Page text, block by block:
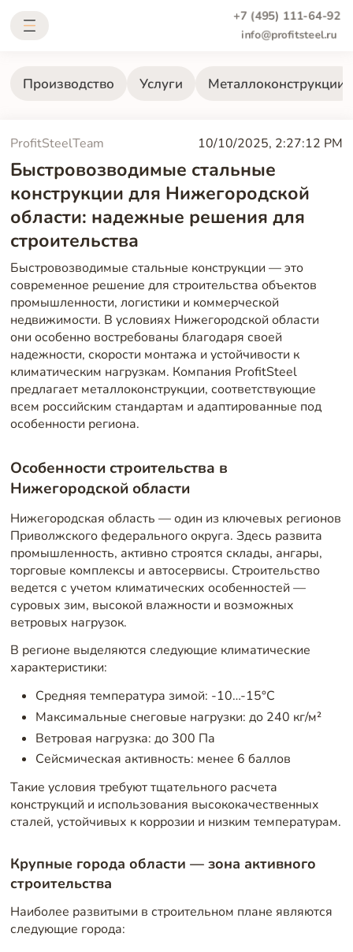
+7 (495) 111-64-92
info@profitsteel.ru
Производство Услуги Металлоконструкции
ProfitSteelTeam 10/10/2025, 2:27:12 PM
Быстровозводимые стальные
конструкции для Нижегородской
области: надежные решения для
строительства
Быстровозводимые стальные конструкции — это
современное решение для строительства объектов
промышленности, логистики и коммерческой
недвижимости. В условиях Нижегородской области
они особенно востребованы благодаря своей
надежности, скорости монтажа и устойчивости к
климатическим нагрузкам. Компания ProfitSteel
предлагает металлоконструкции, соответствующие
всем российским стандартам и адаптированные под
особенности региона.
Особенности строительства в
Нижегородской области
Нижегородская область — один из ключевых регионов
Приволжского федерального округа. Здесь развита
промышленность, активно строятся склады, ангары,
торговые комплексы и автосервисы. Строительство
ведется с учетом климатических особенностей —
суровых зим, высокой влажности и возможных
ветровых нагрузок.
В регионе выделяются следующие климатические
характеристики:
Средняя температура зимой: -10…-15°C
Максимальные снеговые нагрузки: до 240 кг/м²
Ветровая нагрузка: до 300 Па
Сейсмическая активность: менее 6 баллов
Такие условия требуют тщательного расчета
конструкций и использования высококачественных
сталей, устойчивых к коррозии и низким температурам.
Крупные города области — зона активного
строительства
Наиболее развитыми в строительном плане являются
следующие города: